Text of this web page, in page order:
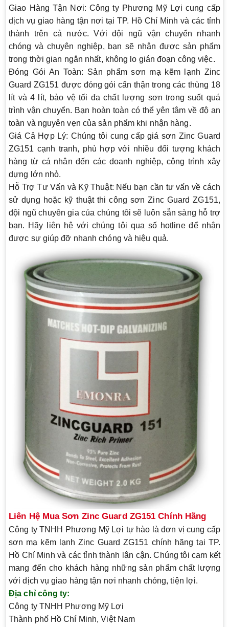
Giao Hàng Tận Nơi: Công ty Phương Mỹ Lợi cung cấp
dịch vụ giao hàng tận nơi tại TP. Hồ Chí Minh và các tỉnh
thành trên cả nước. Với đội ngũ vận chuyển nhanh
chóng và chuyên nghiệp, bạn sẽ nhận được sản phẩm
trong thời gian ngắn nhất, không lo gián đoạn công việc.
Đóng Gói An Toàn: Sản phẩm sơn mạ kẽm lạnh Zinc
Guard ZG151 được đóng gói cẩn thận trong các thùng 18
lít và 4 lít, bảo vệ tối đa chất lượng sơn trong suốt quá
trình vận chuyển. Bạn hoàn toàn có thể yên tâm về độ an
toàn và nguyên vẹn của sản phẩm khi nhận hàng.
Giá Cả Hợp Lý: Chúng tôi cung cấp giá sơn Zinc Guard
ZG151 cạnh tranh, phù hợp với nhiều đối tượng khách
hàng từ cá nhân đến các doanh nghiệp, công trình xây
dựng lớn nhỏ.
Hỗ Trợ Tư Vấn và Kỹ Thuật: Nếu bạn cần tư vấn về cách
sử dụng hoặc kỹ thuật thi công sơn Zinc Guard ZG151,
đội ngũ chuyên gia của chúng tôi sẽ luôn sẵn sàng hỗ trợ
bạn. Hãy liên hệ với chúng tôi qua số hotline để nhận
được sự giúp đỡ nhanh chóng và hiệu quả.
Liên Hệ Mua Sơn Zinc Guard ZG151 Chính Hãng
Công ty TNHH Phương Mỹ Lợi tự hào là đơn vị cung cấp
sơn mạ kẽm lạnh Zinc Guard ZG151 chính hãng tại TP.
Hồ Chí Minh và các tỉnh thành lân cận. Chúng tôi cam kết
mang đến cho khách hàng những sản phẩm chất lượng
với dịch vụ giao hàng tận nơi nhanh chóng, tiện lợi.
Địa chỉ công ty:
Công ty TNHH Phương Mỹ Lợi
Thành phố Hồ Chí Minh, Việt Nam